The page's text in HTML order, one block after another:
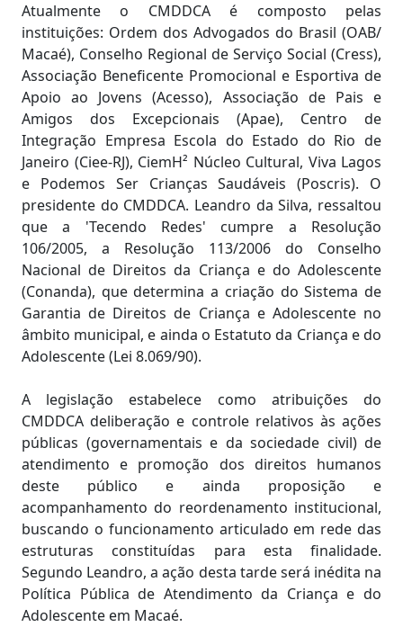
Atualmente o CMDDCA é composto pelas
instituições: Ordem dos Advogados do Brasil (OAB/
Macaé), Conselho Regional de Serviço Social (Cress),
Associação Beneficente Promocional e Esportiva de
Apoio ao Jovens (Acesso), Associação de Pais e
Amigos dos Excepcionais (Apae), Centro de
Integração Empresa Escola do Estado do Rio de
Janeiro (Ciee-RJ), CiemH² Núcleo Cultural, Viva Lagos
e Podemos Ser Crianças Saudáveis (Poscris). O
presidente do CMDDCA. Leandro da Silva, ressaltou
que a 'Tecendo Redes' cumpre a Resolução
106/2005, a Resolução 113/2006 do Conselho
Nacional de Direitos da Criança e do Adolescente
(Conanda), que determina a criação do Sistema de
Garantia de Direitos de Criança e Adolescente no
âmbito municipal, e ainda o Estatuto da Criança e do
Adolescente (Lei 8.069/90).
A legislação estabelece como atribuições do
CMDDCA deliberação e controle relativos às ações
públicas (governamentais e da sociedade civil) de
atendimento e promoção dos direitos humanos
deste público e ainda proposição e
acompanhamento do reordenamento institucional,
buscando o funcionamento articulado em rede das
estruturas constituídas para esta finalidade.
Segundo Leandro, a ação desta tarde será inédita na
Política Pública de Atendimento da Criança e do
Adolescente em Macaé.